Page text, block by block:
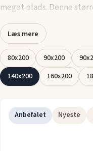
meget plads. Denne
til at strække dig ud,
de fleste soveværelser.
kvalitetsfjedre får du
nattesøvn.
Denne størrelse er
dig den rette balance
den bedste boxmadras
Læs mere
80x200 90x200
140x200
160x200
Anbefalet Nyeste